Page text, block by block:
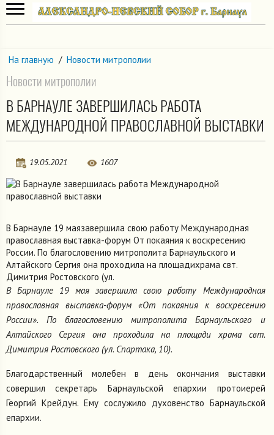
На главную / Новости митрополии
Новости митрополии
В БАРНАУЛЕ ЗАВЕРШИЛАСЬ РАБОТА
МЕЖДУНАРОДНОЙ ПРАВОСЛАВНОЙ ВЫСТАВКИ
19.05.2021 1607
В Барнауле 19 маязавершила свою работу Международная
православная выставка-форум От покаяния к воскресению
России. По благословению митрополита Барнаульского и
Алтайского Сергия она проходила на площадихрама свт.
Димитрия Ростовского (ул.
В Барнауле 19 мая завершила свою работу Международная
православная выставка-форум «От покаяния к воскресению
России». По благословению митрополита Барнаульского и
Алтайского Сергия она проходила на площади храма свт.
Димитрия Ростовского (ул. Спартака, 10).
Благодарственный молебен в день окончания выставки
совершил секретарь Барнаульской епархии протоиерей
Георгий Крейдун. Ему сослужило духовенство Барнаульской
епархии.